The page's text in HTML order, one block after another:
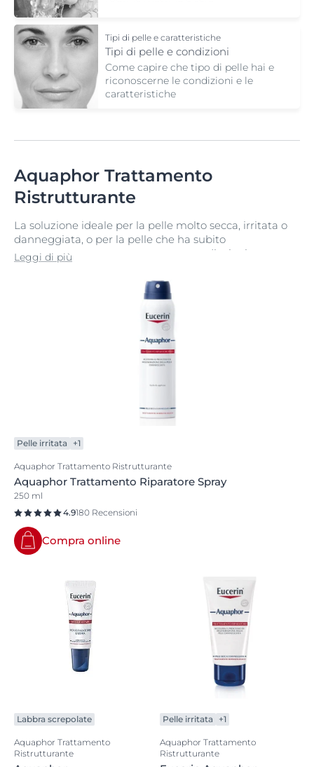
Tipi di pelle e caratteristiche
Tipi di pelle e condizioni
Come capire che tipo di pelle hai e
riconoscerne le condizioni e le
caratteristiche
Aquaphor Trattamento
Ristrutturante
La soluzione ideale per la pelle molto secca, irritata o
danneggiata, o per la pelle che ha subito
recentemente un trattamento con radiazioni o un
trattamento dermatologico superficiale (es. laser,
peeling, dermoabrasioni).
Leggi di più
Pelle irritata +1
Aquaphor Trattamento Ristrutturante
Aquaphor Trattamento Riparatore Spray
250 ml
4.9180 Recensioni
Compra online
Labbra screpolate
Aquaphor Trattamento
Ristrutturante
Pelle irritata +1
Aquaphor Trattamento
Ristrutturante